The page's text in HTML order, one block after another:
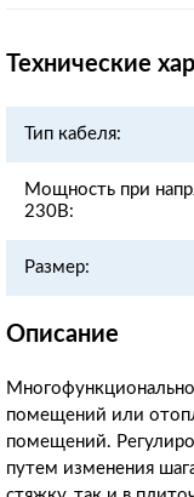
Технические
Тип кабеля:
Мощность при
230В:
Размер:
Описание
помещений или
помещений.
путем изменения